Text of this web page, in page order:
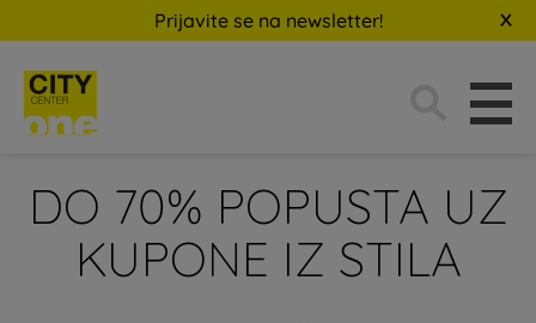
Prijavite se na newsletter!
DO 70% POPUSTA UZ
KUPONE IZ STILA